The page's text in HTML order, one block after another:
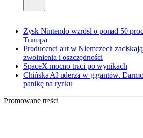
Zysk Nintendo wzrósł o ponad 50
Trumpa
Producenci aut w Niemczech
zwolnienia i oszczędności
SpaceX mocno traci po wynikach
Chińska AI uderza w gigantów.
panikę na rynku
Promowane treści